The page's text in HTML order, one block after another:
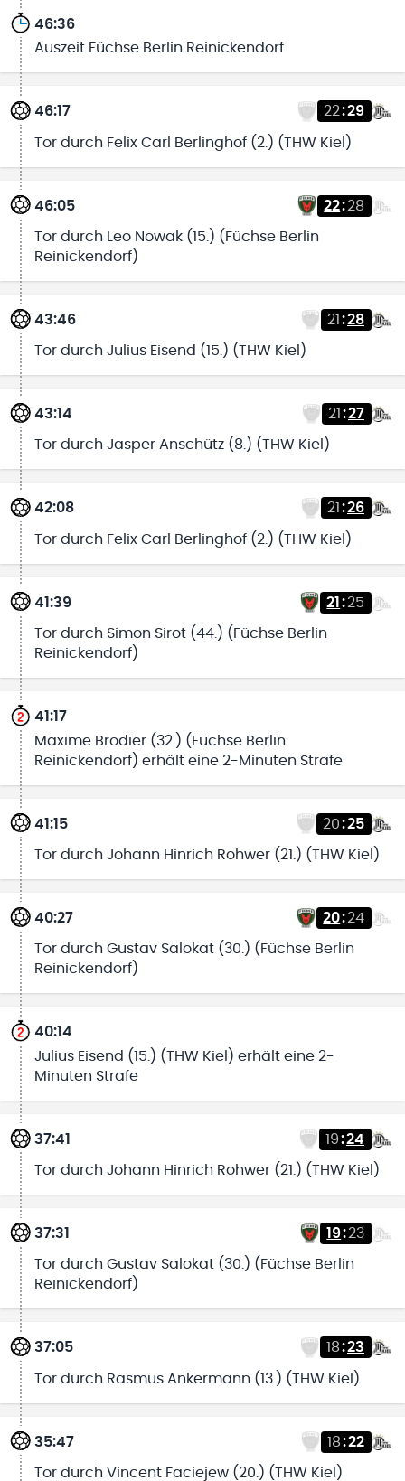
46:36
Auszeit Füchse Berlin Reinickendorf
46:17 22:29
Tor durch Felix Carl Berlinghof (2.) (THW Kiel)
46:05 22:28
Tor durch Leo Nowak (15.) (Füchse Berlin
Reinickendorf)
43:46 21 :28
Tor durch Julius Eisend (15.) (THW Kiel)
43:14 21 :27
Tor durch Jasper Anschütz (8.) (THW Kiel)
42:08 21 :26
Tor durch Felix Carl Berlinghof (2.) (THW Kiel)
41:39 21 :25
Tor durch Simon Sirot (44.) (Füchse Berlin
Reinickendorf)
41:17
Maxime Brodier (32.) (Füchse Berlin
Reinickendorf) erhält eine 2-Minuten Strafe
41:15 20:25
Tor durch Johann Hinrich Rohwer (21.) (THW Kiel)
40:27 20:24
Tor durch Gustav Salokat (30.) (Füchse Berlin
Reinickendorf)
40:14
Julius Eisend (15.) (THW Kiel) erhält eine 2-
Minuten Strafe
37:41 19:24
Tor durch Johann Hinrich Rohwer (21.) (THW Kiel)
37:31 19:23
Tor durch Gustav Salokat (30.) (Füchse Berlin
Reinickendorf)
37:05 18:23
Tor durch Rasmus Ankermann (13.) (THW Kiel)
35:47 18:22
Tor durch Vincent Faciejew (20.) (THW Kiel)